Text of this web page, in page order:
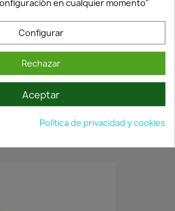
Stock·Envío 24/48h
SISTEMA FLOAT PARA...
en cualquier momento"
Configurar
Rechazar
Aceptar
Política de privacidad y cookies